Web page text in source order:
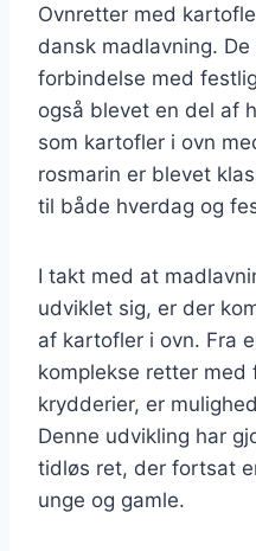
Ovnretter med
dansk madlavning.
forbindelse med
også blevet en del af
som kartofler i ovn
rosmarin er blevet
til både hverdag og
I takt med at
udviklet sig, er der
af kartofler i ovn. Fra
komplekse retter med
krydderier, er
Denne udvikling har
tidløs ret, der fortsat
unge og gamle.